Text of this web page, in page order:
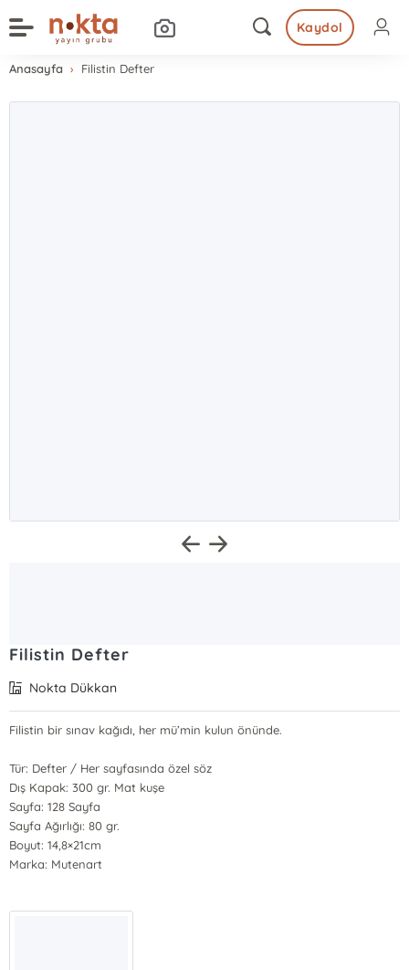
Kaydol
Anasayfa Filistin Defter
Filistin Defter
Nokta Dükkan
Filistin bir sınav kağıdı, her mü’min kulun önünde.
Tür: Defter / Her sayfasında özel söz
Dış Kapak: 300 gr. Mat kuşe
Sayfa: 128 Sayfa
Sayfa Ağırlığı: 80 gr.
Boyut: 14,8×21cm
Marka: Mutenart